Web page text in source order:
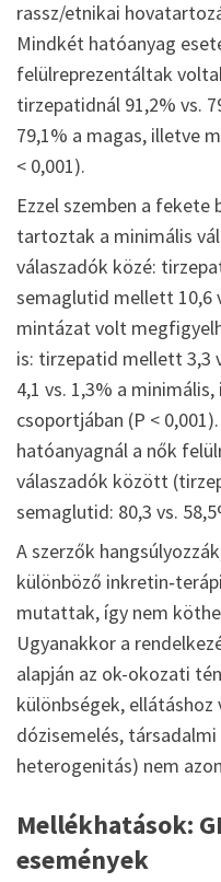
rassz/etnikai
Mindkét hatóanyag
felülreprezentáltak
tirzepatidnál 91,2% vs.
79,1% a magas, illetve
< 0,001).
Ezzel szemben a fekete
tartoztak a minimális
válaszadók közé:
semaglutid mellett 10,6
mintázat volt
is: tirzepatid mellett 3,3
4,1 vs. 1,3% a
csoportjában (P <
hatóanyagnál a nők
válaszadók között
semaglutid: 80,3 vs.
A szerzők
különböző
mutattak, így nem
Ugyanakkor a
alapján az ok-okozati
különbségek,
dózisemelés,
heterogenitás) nem
Mellékhatások:
események